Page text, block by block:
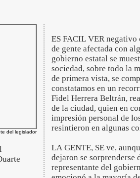
del legislador
ES FACIL VER negativo
de gente afectada con
gobierno estatal se
sociedad, sobre todo la
de primera vista, se
constatamos en un
Fidel Herrera Beltrán,
de la ciudad, quien en
impresión personal de
resintieron en algunas
LA GENTE, SE ve,
dejaron se sorprenderse
representante del